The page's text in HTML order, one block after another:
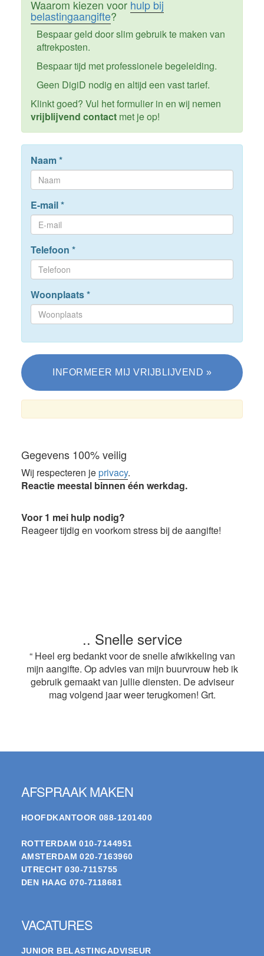
Waarom kiezen voor hulp bij
belastingaangifte?
Bespaar geld door slim gebruik te maken van
aftrekposten.
Bespaar tijd met professionele begeleiding.
Geen DigiD nodig en altijd een vast tarief.
Klinkt goed? Vul het formulier in en wij nemen
vrijblijvend contactmet je op!
Naam*
E-mail*
Telefoon *
Woonplaats*
Gegevens 100% veilig
Wij respecteren jeprivacy.
Reactie meestal binnen één werkdag.
Voor 1 mei hulp nodig?
Reageer tijdig en voorkom stress bij de aangifte!
.. Snelle service
“ Heel erg bedankt voor de snelle afwikkeling van
mijn aangifte. Op advies van mijn buurvrouw heb ik
gebruik gemaakt van jullie diensten. De adviseur
mag volgend jaar weer terugkomen! Grt.
AFSPRAAK MAKEN
HOOFDKANTOOR 088-1201400
ROTTERDAM 010-7144951
AMSTERDAM 020-7163960
UTRECHT 030-7115755
DEN HAAG 070-7118681
VACATURES
JUNIOR BELASTINGADVISEUR